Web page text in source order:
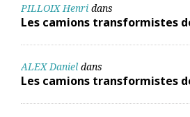
PILLOIX Henri dans
Les camions transformistes
ALEX Daniel dans
Les camions transformistes